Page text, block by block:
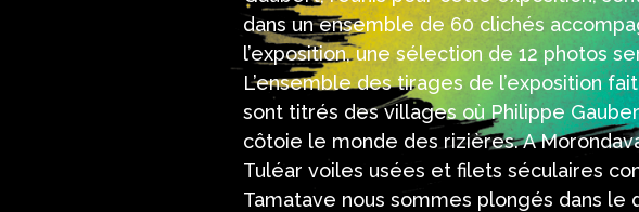
dans un ensemble de 60 clichés
l’exposition, une sélection de 12 photos
L’ensemble des tirages de l’exposition
sont titrés des villages où Philippe
côtoie le monde des rizières. A
Tuléar voiles usées et filets séculaires
Tamatave nous sommes plongés dans le